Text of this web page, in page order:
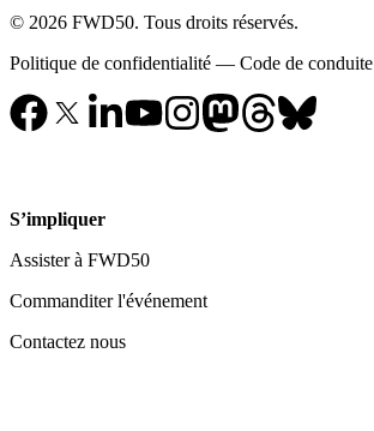
© 2026 FWD50. Tous droits réservés.
Politique de confidentialité — Code de conduite
S’impliquer
Assister à FWD50
Commanditer l'événement
Contactez nous